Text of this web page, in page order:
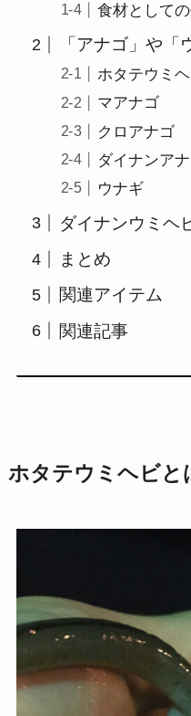
食材として
「アナゴ」や「
ホタテウミ
マアナゴ
クロアナゴ
ダイナンア
ウナギ
ダイナンウミヘ
まとめ
関連アイテム
関連記事
ホタテウミヘビと